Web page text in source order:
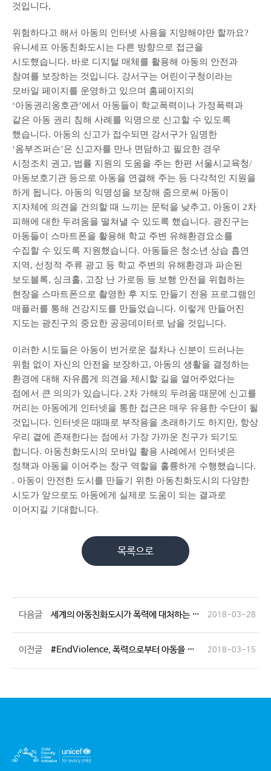
것입니다,
위험하다고 해서 아동의 인터넷 사용을 지양해야만 할까요?
유니세프 아동친화도시는 다른 방향으로 접근을
시도했습니다. 바로 디지털 매체를 활용해 아동의 안전과
참여를 보장하는 것입니다. 강서구는 어린이구청이라는
모바일 페이지를 운영하고 있으며 홈페이지의
‘아동권리옹호관’에서 아동들이 학교폭력이나 가정폭력과
같은 아동 권리 침해 사례를 익명으로 신고할 수 있도록
했습니다. 아동의 신고가 접수되면 강서구가 임명한
‘옴부즈퍼슨’은 신고자를 만나 면담하고 필요한 경우
시정조치 권고, 법률 지원의 도움을 주는 한편 서울시교육청/
아동보호기관 등으로 아동을 연결해 주는 등 다각적인 지원을
하게 됩니다. 아동의 익명성을 보장해 줌으로써 아동이
지자체에 의견을 건의할 때 느끼는 문턱을 낮추고, 아동이 2차
피해에 대한 두려움을 떨쳐낼 수 있도록 했습니다. 광진구는
아동들이 스마트폰을 활용해 학교 주변 유해환경요소를
수집할 수 있도록 지원했습니다. 아동들은 청소년 상습 흡연
지역, 선정적 주류 광고 등 학교 주변의 유해환경과 파손된
보도블록, 싱크홀, 고장 난 가로등 등 보행 안전을 위협하는
현장을 스마트폰으로 촬영한 후 지도 만들기 전용 프로그램인
매플러를 통해 건강지도를 만들었습니다. 이렇게 만들어진
지도는 광진구의 중요한 공공데이터로 남을 것입니다.
이러한 시도들은 아동이 번거로운 절차나 신분이 드러나는
위험 없이 자신의 안전을 보장하고, 아동의 생활을 결정하는
환경에 대해 자유롭게 의견을 제시할 길을 열어주었다는
점에서 큰 의의가 있습니다. 2차 가해의 두려움 때문에 신고를
꺼리는 아동에게 인터넷을 통한 접근은 매우 유용한 수단이 될
것입니다. 인터넷은 때때로 부작용을 초래하기도 하지만, 항상
우리 곁에 존재한다는 점에서 가장 가까운 친구가 되기도
합니다. 아동친화도시의 모바일 활용 사례에서 인터넷은
정책과 아동을 이어주는 창구 역할을 훌륭하게 수행했습니다.
. 아동이 안전한 도시를 만들기 위한 아동친화도시의 다양한
시도가 앞으로도 아동에게 실제로 도움이 되는 결과로
이어지길 기대합니다.
목록으로
다음글 세계의 아동친화도시가 폭력에 대처하는 방법은?! 2018-03-28
이전글 #EndViolence, 폭력으로부터 아동을 지키는 방법 2018-03-15